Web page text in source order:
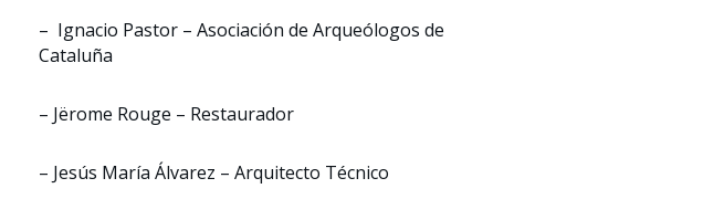
– Ignacio Pastor – Asociación de Arqueólogos de
Cataluña
– Jërome Rouge – Restaurador
– Jesús María Álvarez – Arquitecto Técnico